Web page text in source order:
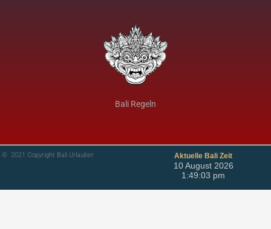
Bali Regeln
© 2021 Copyright Bali Urlauber Aktuelle Bali Zeit